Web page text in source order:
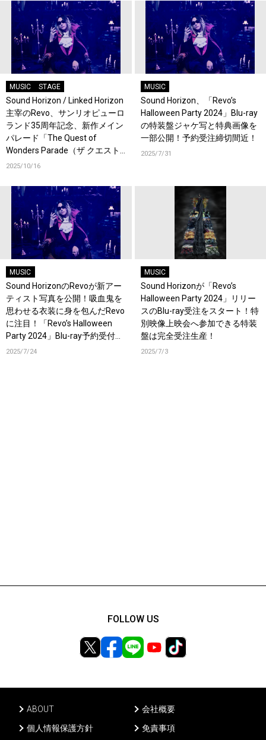
MUSIC STAGE
Sound Horizon / Linked Horizon
主宰のRevo、サンリオピューロ
ランド35周年記念、新作メイン
パレード「The Quest of
Wonders Parade（ザ クエスト
オブ ワンダーズ パレード）」
2025/10/16
MUSIC
Sound Horizon、「Revo’s
Halloween Party 2024」Blu-ray
の特装盤ジャケ写と特典画像を
一部公開！予約受注締切間近！
2025/7/31
MUSIC
Sound HorizonのRevoが新アー
ティスト写真を公開！吸血鬼を
思わせる衣装に身を包んだRevo
に注目！「Revo’s Halloween
Party 2024」Blu-ray予約受付
中！
2025/7/24
MUSIC
Sound Horizonが「Revo’s
Halloween Party 2024」リリー
スのBlu-ray受注をスタート！特
別映像上映会へ参加できる特装
盤は完全受注生産！
2025/7/3
ABOUT
会社概要
個人情報保護方針
免責事項
FOLLOW US